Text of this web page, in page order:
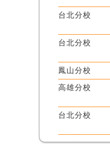
台北分校
台北分校
鳳山分校
高雄分校
台北分校